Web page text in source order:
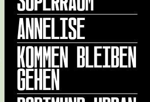
ANNELISE
KOMMEN BLEIBEN
GEHEN